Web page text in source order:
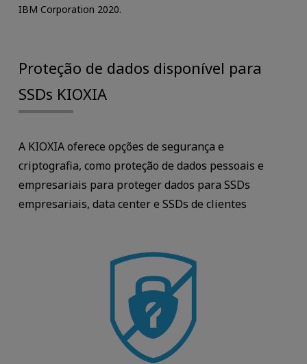
IBM Corporation 2020.
Proteção de dados disponível para
SSDs KIOXIA
A KIOXIA oferece opções de segurança e
criptografia, como proteção de dados pessoais e
empresariais para proteger dados para SSDs
empresariais, data center e SSDs de clientes